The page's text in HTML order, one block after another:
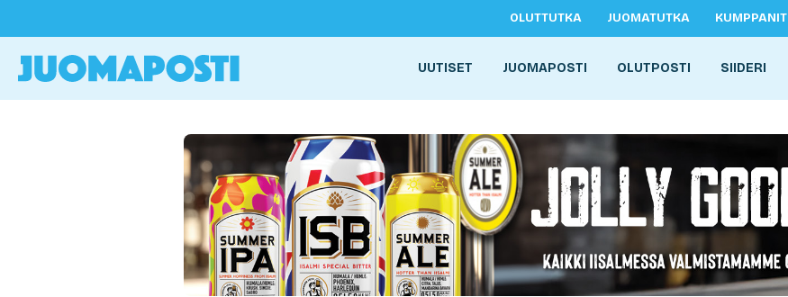
OLUTTUTKA JUOMATUTKA KUMPPANIT
UUTISET JUOMAPOSTI OLUTPOSTI SIIDERI